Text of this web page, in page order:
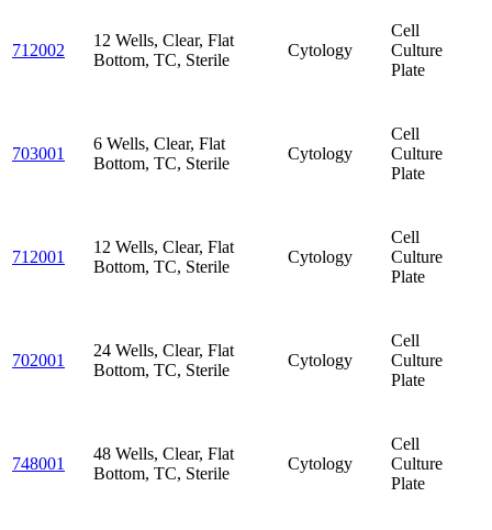
712002
12 Wells, Clear, Flat
Bottom, TC, Sterile
Cytology
Cell
Culture
Plate
703001
6 Wells, Clear, Flat
Bottom, TC, Sterile
Cytology
Cell
Culture
Plate
712001
12 Wells, Clear, Flat
Bottom, TC, Sterile
Cytology
Cell
Culture
Plate
702001
24 Wells, Clear, Flat
Bottom, TC, Sterile
Cytology
Cell
Culture
Plate
748001
48 Wells, Clear, Flat
Bottom, TC, Sterile
Cytology
Cell
Culture
Plate